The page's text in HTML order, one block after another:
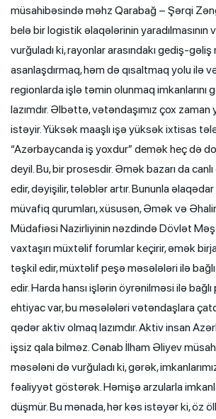
müsahibəsində məhz Qarabağ – Şərqi
belə bir logistik əlaqələrinin yaradılmasının
vurğuladı ki, rayonlar arasındakı gediş-
asanlaşdırmaq, həm də qısaltmaq yolu ilə
regionlarda işlə təmin olunmaq imkanlarını
lazımdır. Əlbəttə, vətəndaşımız çox zaman
istəyir. Yüksək maaşlı işə yüksək ixtisas
“Azərbaycanda iş yoxdur” demək heç də
deyil. Bu, bir prosesdir. Əmək bazarı da
edir, dəyişilir, tələblər artır. Bununla
müvafiq qurumları, xüsusən, Əmək və
Müdafiəsi Nazirliyinin nəzdində Dövlət
vaxtaşırı müxtəlif forumlar keçirir, əmək
təşkil edir, müxtəlif peşə məsələləri ilə
edir. Harda hansı işlərin öyrənilməsi ilə bağlı
ehtiyac var, bu məsələləri vətəndaşlara
qədər aktiv olmaq lazımdır. Aktiv insan
işsiz qala bilməz. Cənab İlham Əliyev
məsələni də vurğuladı ki, gərək,
fəaliyyət göstərək. Həmişə arzularla
düşmür. Bu mənada, hər kəs istəyər ki, öz